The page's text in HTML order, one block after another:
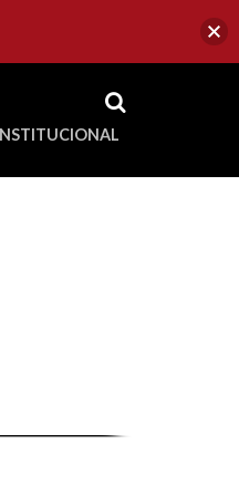
RSS
INSTITUCIONAL